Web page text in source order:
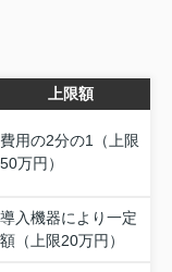
上限額
費用の2分の1（上限
50万円）
導入機器により一定
額（上限20万円）